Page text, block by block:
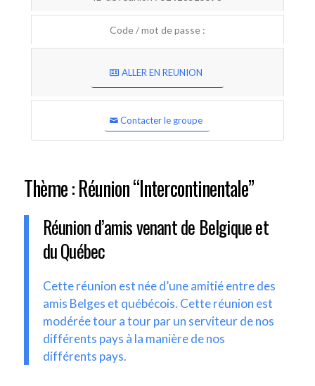
Code / mot de passe :
ALLER EN REUNION
Contacter le groupe
Thème : Réunion “Intercontinentale”
Réunion d’amis venant de Belgique et
du Québec
Cette réunion est née d’une amitié entre des
amis Belges et québécois. Cette réunion est
modérée tour a tour par un serviteur de nos
différents pays à la manière de nos
différents pays.